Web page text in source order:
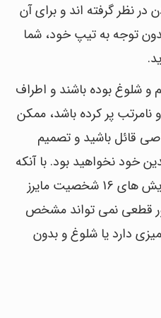
در نظر گرفته اند و برای آن
توجه به تیپ خود، شما
و شلوغ بوده باشند و اطراف
پر کرده باشد، ممکن
قائل باشید و تصمیم
خود نخواهید بود. با آنکه
تیپ ممکن است بعضی از گرایش های 16 شخصیت مایرز
طور قطعی نمی تواند مشخص
دارد یا شلوغ و بدون